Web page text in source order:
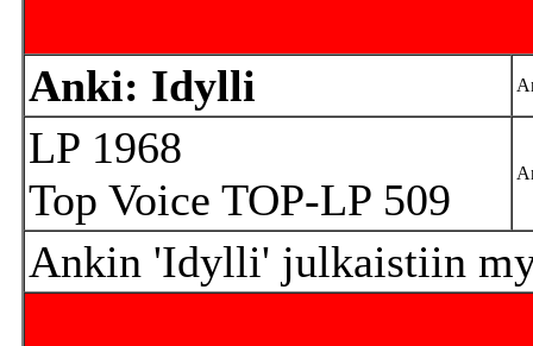
Anki: Idylli
LP 1968
Top Voice TOP-LP 509
Ankin 'Idylli' julkaistiin